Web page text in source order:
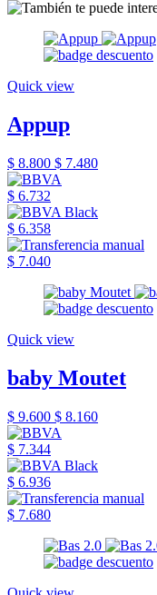
Quick view
Appup
$ 8.800 $ 7.480
$ 6.732
$ 6.358
$ 7.040
Quick view
baby Moutet
$ 9.600 $ 8.160
$ 7.344
$ 6.936
$ 7.680